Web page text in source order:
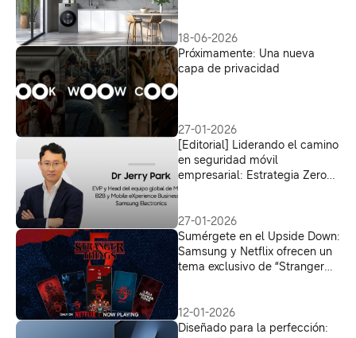
18-06-2026
Próximamente: Una nueva
capa de privacidad
27-01-2026
[Editorial] Liderando el camino
en seguridad móvil
empresarial: Estrategia Zero
27-01-2026
Sumérgete en el Upside Down:
Samsung y Netflix ofrecen un
tema exclusivo de “Stranger
12-01-2026
Diseñado para la perfección: